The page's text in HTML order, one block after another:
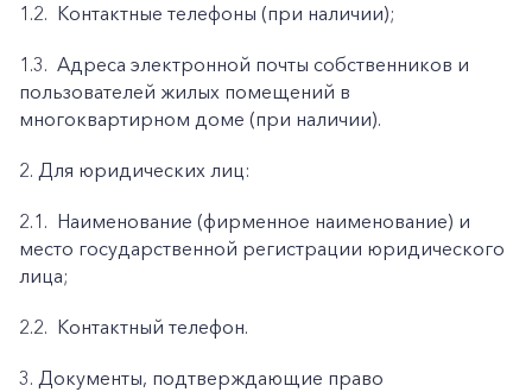
1.2. Контактные телефоны (при наличии);
1.3. Адреса электронной почты собственников и
пользователей жилых помещений в
многоквартирном доме (при наличии).
2. Для юридических лиц:
2.1. Наименование (фирменное наименование) и
место государственной регистрации юридического
лица;
2.2. Контактный телефон.
3. Документы, подтверждающие право